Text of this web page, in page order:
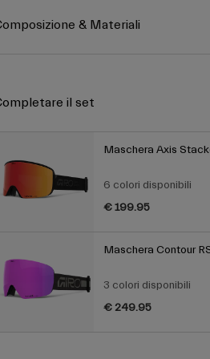
& Materiali
il set
Maschera Axis
6 colori disponibili
€ 199.95
Maschera Contour
3 colori disponibili
€ 249.95